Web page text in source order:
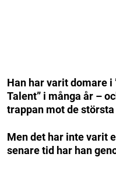
Han har varit domare i
Talent” i många år –
trappan mot de
Men det har inte varit
senare tid har han